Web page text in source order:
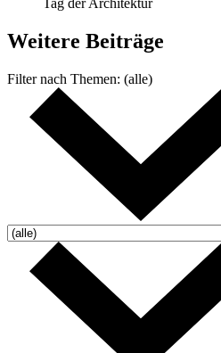
Tag der Architektur
Weitere Beiträge
Filter nach Themen: (alle)